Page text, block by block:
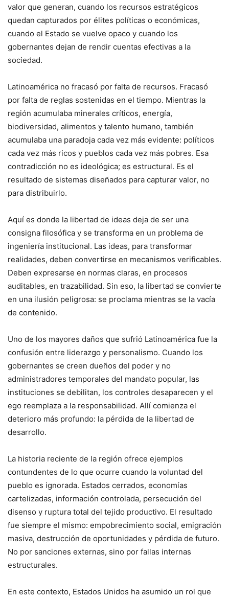
valor que generan, cuando los recursos estratégicos
quedan capturados por élites políticas o económicas,
cuando el Estado se vuelve opaco y cuando los
gobernantes dejan de rendir cuentas efectivas a la
sociedad.
Latinoamérica no fracasó por falta de recursos. Fracasó
por falta de reglas sostenidas en el tiempo. Mientras la
región acumulaba minerales críticos, energía,
biodiversidad, alimentos y talento humano, también
acumulaba una paradoja cada vez más evidente: políticos
cada vez más ricos y pueblos cada vez más pobres. Esa
contradicción no es ideológica; es estructural. Es el
resultado de sistemas diseñados para capturar valor, no
para distribuirlo.
Aquí es donde la libertad de ideas deja de ser una
consigna filosófica y se transforma en un problema de
ingeniería institucional. Las ideas, para transformar
realidades, deben convertirse en mecanismos verificables.
Deben expresarse en normas claras, en procesos
auditables, en trazabilidad. Sin eso, la libertad se convierte
en una ilusión peligrosa: se proclama mientras se la vacía
de contenido.
Uno de los mayores daños que sufrió Latinoamérica fue la
confusión entre liderazgo y personalismo. Cuando los
gobernantes se creen dueños del poder y no
administradores temporales del mandato popular, las
instituciones se debilitan, los controles desaparecen y el
ego reemplaza a la responsabilidad. Allí comienza el
deterioro más profundo: la pérdida de la libertad de
desarrollo.
La historia reciente de la región ofrece ejemplos
contundentes de lo que ocurre cuando la voluntad del
pueblo es ignorada. Estados cerrados, economías
cartelizadas, información controlada, persecución del
disenso y ruptura total del tejido productivo. El resultado
fue siempre el mismo: empobrecimiento social, emigración
masiva, destrucción de oportunidades y pérdida de futuro.
No por sanciones externas, sino por fallas internas
estructurales.
En este contexto, Estados Unidos ha asumido un rol que